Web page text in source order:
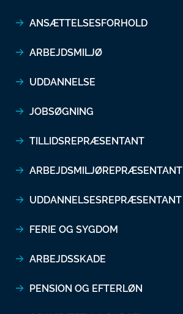
ANSÆTTELSESFORHOLD
ARBEJDSMILJØ
UDDANNELSE
JOBSØGNING
TILLIDSREPRÆSENTANT
ARBEJDSMILJØREPRÆSENTANT
UDDANNELSESREPRÆSENTANT
FERIE OG SYGDOM
ARBEJDSSKADE
PENSION OG EFTERLØN